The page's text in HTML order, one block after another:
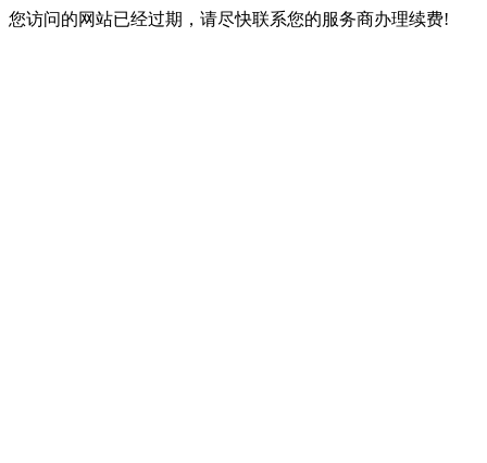
您访问的网站已经过期，请尽快联系您的服务商办理续费!